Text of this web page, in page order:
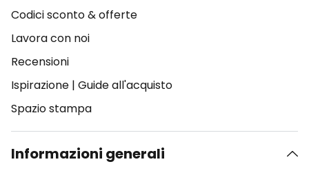
Codici sconto & offerte
Lavora con noi
Recensioni
Ispirazione | Guide all'acquisto
Spazio stampa
Informazioni generali